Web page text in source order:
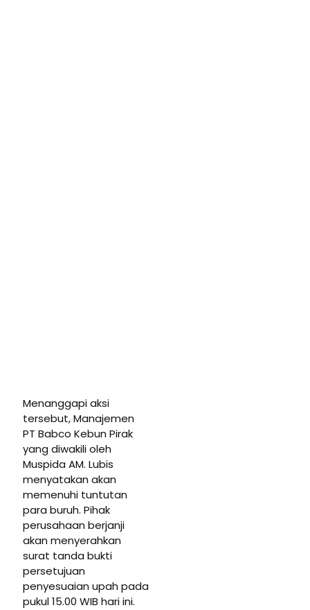
Menanggapi aksi
tersebut, Manajemen
PT Babco Kebun Pirak
yang diwakili oleh
Muspida AM. Lubis
menyatakan akan
memenuhi tuntutan
para buruh. Pihak
perusahaan berjanji
akan menyerahkan
surat tanda bukti
persetujuan
penyesuaian upah pada
pukul 15.00 WIB hari ini.